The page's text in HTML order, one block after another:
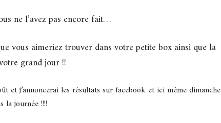
ne l’avez pas encore fait…
vous aimeriez trouver dans votre petite box ainsi que la
grand jour !!
et j’annoncerai les résultats sur facebook et ici même dimanche
la journée !!!!